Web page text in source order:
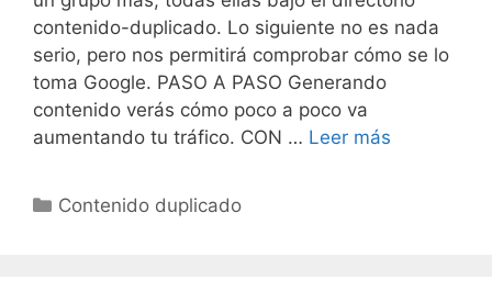
contenido-duplicado. Lo siguiente no es nada
serio, pero nos permitirá comprobar cómo se lo
toma Google. PASO A PASO Generando
contenido verás cómo poco a poco va
aumentando tu tráfico. CON … Leer más
Categorías
Contenido duplicado